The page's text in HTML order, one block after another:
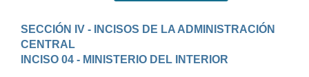
SECCIÓN IV - INCISOS DE LA ADMINISTRACIÓN
CENTRAL
INCISO 04 - MINISTERIO DEL INTERIOR